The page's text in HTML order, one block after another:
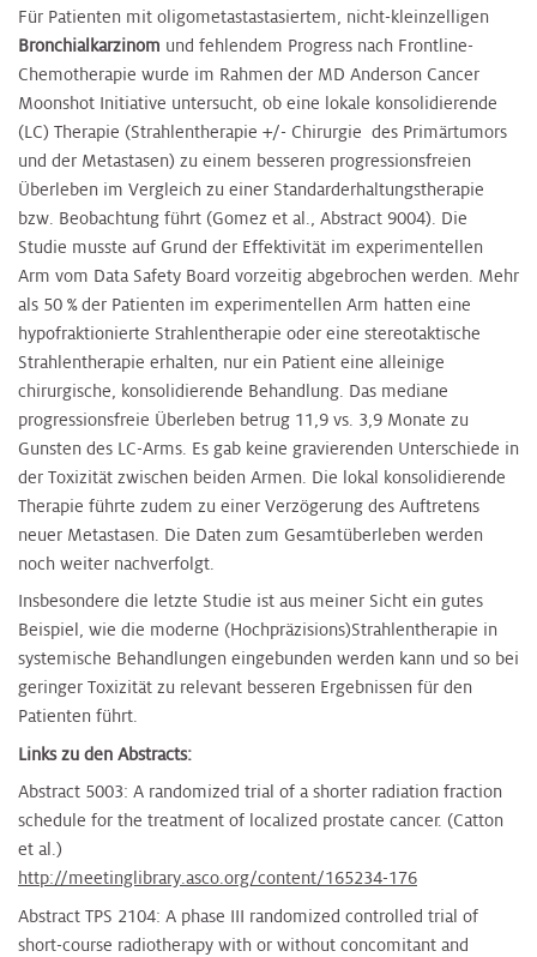
Für Patienten mit oligometastastasiertem, nicht-kleinzelligen
Bronchialkarzinom und fehlendem Progress nach Frontline-
Chemotherapie wurde im Rahmen der MD Anderson Cancer
Moonshot Initiative untersucht, ob eine lokale konsolidierende
(LC) Therapie (Strahlentherapie +/- Chirurgie des Primärtumors
und der Metastasen) zu einem besseren progressionsfreien
Überleben im Vergleich zu einer Standarderhaltungstherapie
bzw. Beobachtung führt (Gomez et al., Abstract 9004). Die
Studie musste auf Grund der Effektivität im experimentellen
Arm vom Data Safety Board vorzeitig abgebrochen werden. Mehr
als 50 % der Patienten im experimentellen Arm hatten eine
hypofraktionierte Strahlentherapie oder eine stereotaktische
Strahlentherapie erhalten, nur ein Patient eine alleinige
chirurgische, konsolidierende Behandlung. Das mediane
progressionsfreie Überleben betrug 11,9 vs. 3,9 Monate zu
Gunsten des LC-Arms. Es gab keine gravierenden Unterschiede in
der Toxizität zwischen beiden Armen. Die lokal konsolidierende
Therapie führte zudem zu einer Verzögerung des Auftretens
neuer Metastasen. Die Daten zum Gesamtüberleben werden
noch weiter nachverfolgt.
Insbesondere die letzte Studie ist aus meiner Sicht ein gutes
Beispiel, wie die moderne (Hochpräzisions)Strahlentherapie in
systemische Behandlungen eingebunden werden kann und so bei
geringer Toxizität zu relevant besseren Ergebnissen für den
Patienten führt.
Links zu den Abstracts:
Abstract 5003: A randomized trial of a shorter radiation fraction
schedule for the treatment of localized prostate cancer. (Catton
et al.)
http://meetinglibrary.asco.org/content/165234-176
Abstract TPS 2104: A phase III randomized controlled trial of
short-course radiotherapy with or without concomitant and